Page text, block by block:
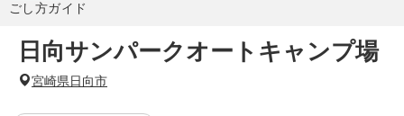
ごし方ガイド
日向サンパークオートキャンプ場
宮崎県日向市